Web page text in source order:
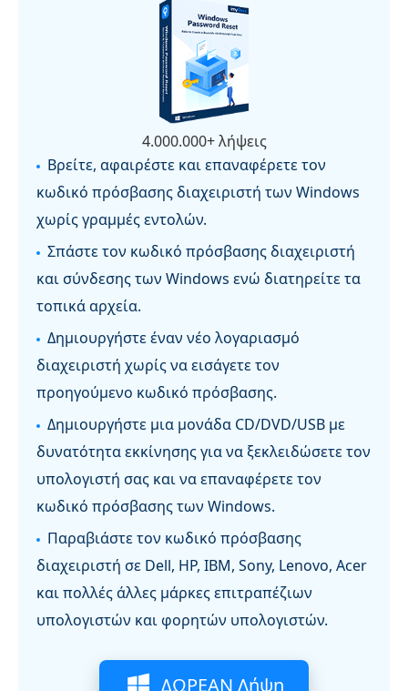
4.000.000+ λήψεις
Βρείτε, αφαιρέστε και επαναφέρετε τον
κωδικό πρόσβασης διαχειριστή των Windows
χωρίς γραμμές εντολών.
Σπάστε τον κωδικό πρόσβασης διαχειριστή
και σύνδεσης των Windows ενώ διατηρείτε τα
τοπικά αρχεία.
Δημιουργήστε έναν νέο λογαριασμό
διαχειριστή χωρίς να εισάγετε τον
προηγούμενο κωδικό πρόσβασης.
Δημιουργήστε μια μονάδα CD/DVD/USB με
δυνατότητα εκκίνησης για να ξεκλειδώσετε τον
υπολογιστή σας και να επαναφέρετε τον
κωδικό πρόσβασης των Windows.
Παραβιάστε τον κωδικό πρόσβασης
διαχειριστή σε Dell, HP, IBM, Sony, Lenovo, Acer
και πολλές άλλες μάρκες επιτραπέζιων
υπολογιστών και φορητών υπολογιστών.
ΔΩΡΕΑΝ Λήψη